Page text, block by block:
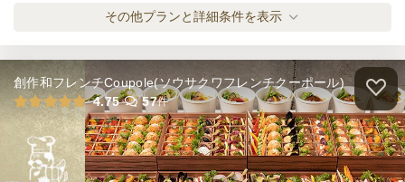
オードブル
1,800円/人
デラックスタンドリーBBQプラン
オードブル
2,500円/人
その他プランと詳細条件を表示
創作和フレンチCoupole(ソウサクワフレンチクーポール)
4.75
57件